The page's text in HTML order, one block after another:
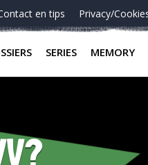
en tips Privacy/
SERIES MEMORY